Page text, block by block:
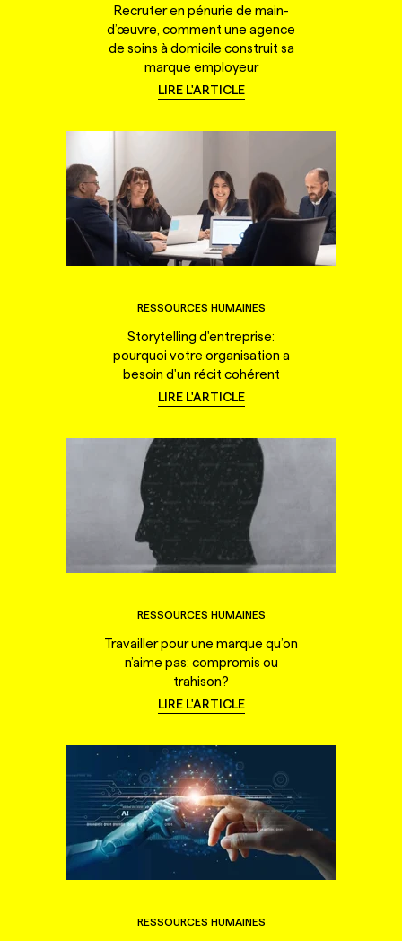
Recruter en pénurie de main-
d’œuvre, comment une agence
de soins à domicile construit sa
marque employeur
LIRE L'ARTICLE
RESSOURCES HUMAINES
Storytelling d'entreprise:
pourquoi votre organisation a
besoin d'un récit cohérent
LIRE L'ARTICLE
RESSOURCES HUMAINES
Travailler pour une marque qu’on
n’aime pas: compromis ou
trahison?
LIRE L'ARTICLE
RESSOURCES HUMAINES